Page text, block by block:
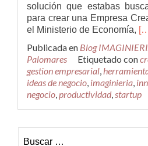
solución que estabas
para crear una Empresa
el Ministerio de Economía,
Publicada en Blog
Palomares
Etiquetado con
gestion empresarial,
ideas de negocio, imaginieria,
negocio,productividad,startup